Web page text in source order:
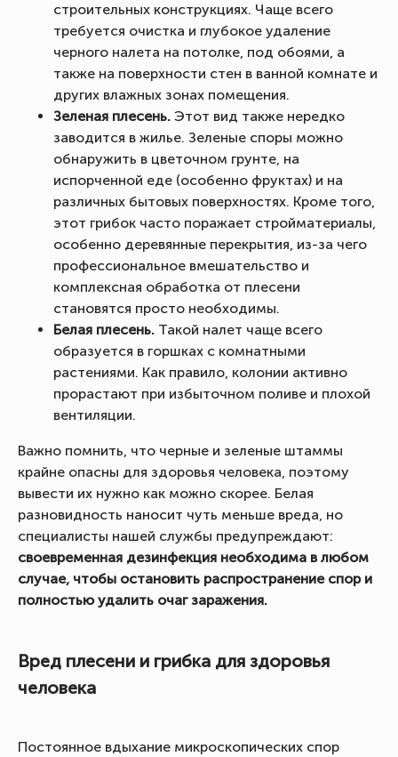
строительных конструкциях. Чаще всего
требуется очистка и глубокое удаление
черного налета на потолке, под обоями, а
также на поверхности стен в ванной комнате и
других влажных зонах помещения.
Зеленая плесень. Этот вид также нередко
заводится в жилье. Зеленые споры можно
обнаружить в цветочном грунте, на
испорченной еде (особенно фруктах) и на
различных бытовых поверхностях. Кроме того,
этот грибок часто поражает стройматериалы,
особенно деревянные перекрытия, из-за чего
профессиональное вмешательство и
комплексная обработка от плесени
становятся просто необходимы.
Белая плесень. Такой налет чаще всего
образуется в горшках с комнатными
растениями. Как правило, колонии активно
прорастают при избыточном поливе и плохой
вентиляции.
Важно помнить, что черные и зеленые штаммы
крайне опасны для здоровья человека, поэтому
вывести их нужно как можно скорее. Белая
разновидность наносит чуть меньше вреда, но
специалисты нашей службы предупреждают:
своевременная дезинфекция необходима в любом
случае, чтобы остановить распространение спор и
полностью удалить очаг заражения.
Вред плесени и грибка для здоровья
человека
Постоянное вдыхание микроскопических спор